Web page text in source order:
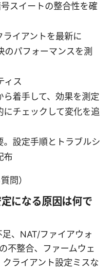
スイートの整合性を確
ライアントを最新に
のパフォーマンスを測
ィス
着手して、効果を測定
にチェックして変化を追
。設定手順とトラブルシ
布
問）
になる原因は何で
、NAT/ファイアウォ
不整合、ファームウェ
ライアント設定ミスな